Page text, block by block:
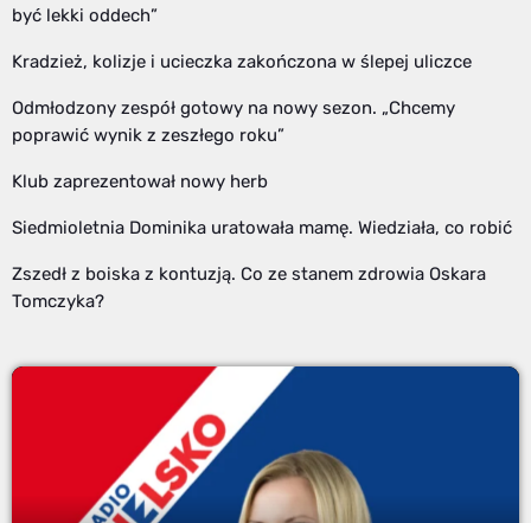
być lekki oddech”
Kradzież, kolizje i ucieczka zakończona w ślepej uliczce
Odmłodzony zespół gotowy na nowy sezon. „Chcemy
poprawić wynik z zeszłego roku”
Klub zaprezentował nowy herb
Siedmioletnia Dominika uratowała mamę. Wiedziała, co robić
Zszedł z boiska z kontuzją. Co ze stanem zdrowia Oskara
Tomczyka?